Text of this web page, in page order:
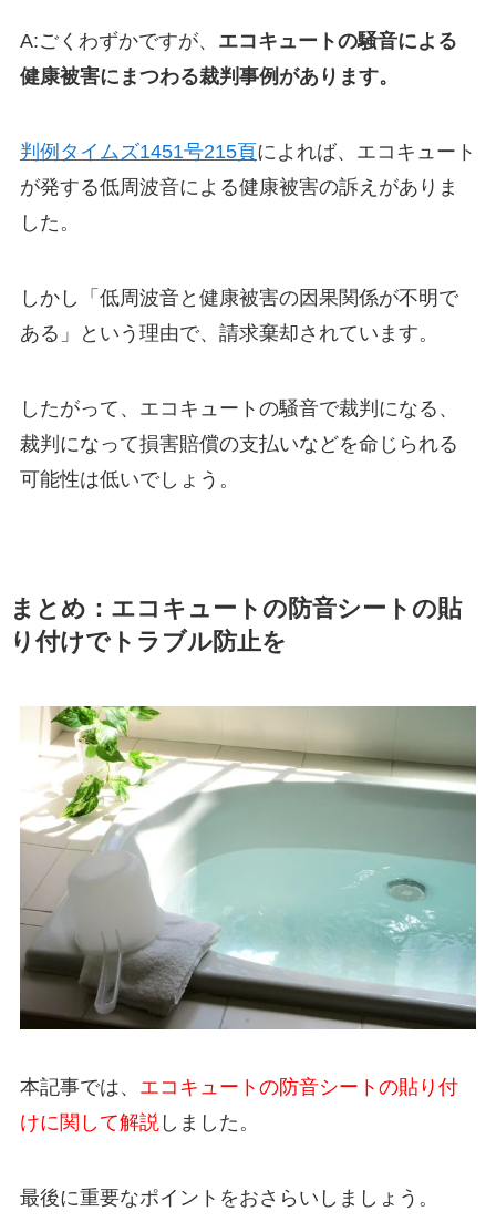
A:ごくわずかですが、 エコキュートの騒音による
健康被害にまつわる裁判事例があります。
判例タイムズ1451号215頁によれば、エコキュート
が発する低周波音による健康被害の訴えがありま
した。
しかし「低周波音と健康被害の因果関係が不明で
ある」という理由で、請求棄却されています。
したがって、エコキュートの騒音で裁判になる、
裁判になって損害賠償の支払いなどを命じられる
可能性は低いでしょう。
まとめ：エコキュートの防音シートの貼
り付けでトラブル防止を
本記事では、 エコキュートの防音シートの貼り付
けに関して解説しました。
最後に重要なポイントをおさらいしましょう。